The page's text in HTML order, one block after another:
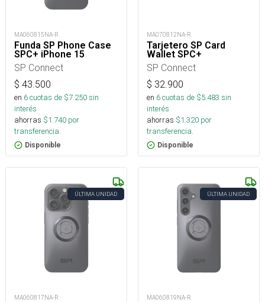
MA060815NA-R
Funda SP Phone Case
SPC+ iPhone 15
SP Connect
$ 43.500
en 6cuotas de $7.250sin
interés
ahorras $1.740 por
transferencia.
Disponible
MA070812NA-R
Tarjetero SP Card
Wallet SPC+
SP Connect
$ 32.900
en 6cuotas de $5.483 sin
interés
ahorras $1.320 por
transferencia.
Disponible
ÚLTIMA UNIDAD
MA060817NA-R
ÚLTIMA UNIDAD
MA060819NA-R